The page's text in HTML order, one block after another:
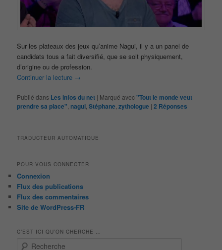
Sur les plateaux des jeux qu’anime Nagui, il y a un panel de
candidats tous a fait diversifié, que se soit physiquement,
d’origine ou de profession.
Continuer la lecture →
Publié dans Les infos du net | Marqué avec"Tout le monde veut
prendre sa place" nagui ,Stéphane ,zythologue |2 Réponses
TRADUCTEUR AUTOMATIQUE
POUR VOUS CONNECTER
Connexion
Flux des publications
Flux des commentaires
Site de WordPress-FR
C’EST ICI QU’ON CHERCHE …